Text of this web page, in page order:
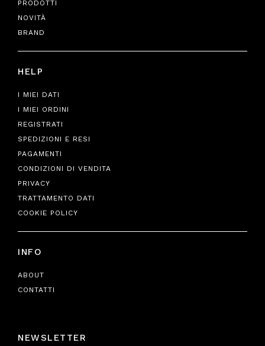
PRODOTTI
NOVITÀ
BRAND
HELP
I MIEI DATI
I MIEI ORDINI
REGISTRATI
SPEDIZIONI E RESI
PAGAMENTI
CONDIZIONI DI VENDITA
PRIVACY
TRATTAMENTO DATI
COOKIE POLICY
INFO
ABOUT
CONTATTI
NEWSLETTER